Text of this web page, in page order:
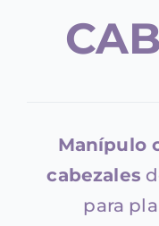
Manípulo
cabezales
para